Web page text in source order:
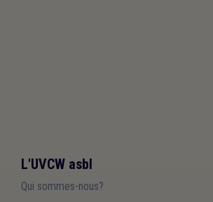
L'UVCW asbl
Qui sommes-nous?